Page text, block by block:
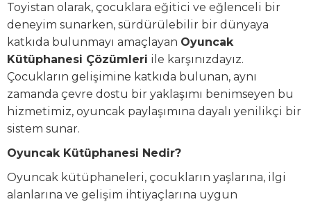
Toyistan olarak, çocuklara eğitici ve eğlenceli bir
deneyim sunarken, sürdürülebilir bir dünyaya
katkıda bulunmayı amaçlayan Oyuncak
Kütüphanesi Çözümleri ile karşınızdayız.
Çocukların gelişimine katkıda bulunan, aynı
zamanda çevre dostu bir yaklaşımı benimseyen bu
hizmetimiz, oyuncak paylaşımına dayalı yenilikçi bir
sistem sunar.
Oyuncak Kütüphanesi Nedir?
Oyuncak kütüphaneleri, çocukların yaşlarına, ilgi
alanlarına ve gelişim ihtiyaçlarına uygun